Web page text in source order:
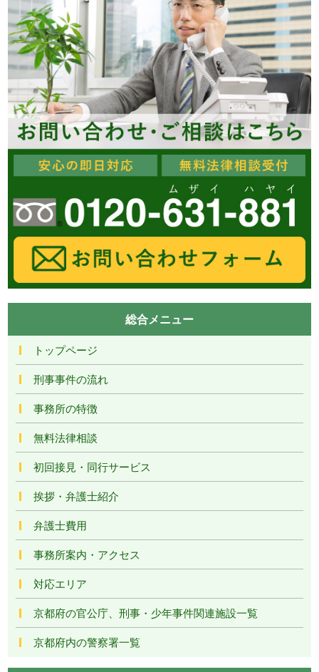
総合メニュー
トップページ
刑事事件の流れ
事務所の特徴
無料法律相談
初回接見・同行サービス
挨拶・弁護士紹介
弁護士費用
事務所案内・アクセス
対応エリア
京都府の官公庁、刑事・少年事件関連施設一覧
京都府内の警察署一覧